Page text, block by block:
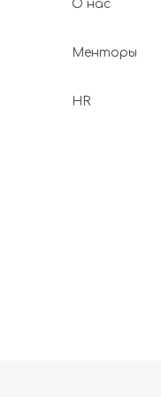
О нас
Менторы
HR